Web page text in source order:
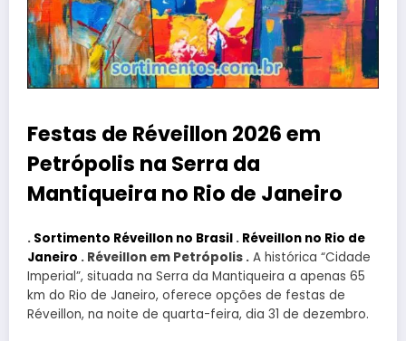
Festas de Réveillon 2026 em
Petrópolis na Serra da
Mantiqueira no Rio de Janeiro
. Sortimento Réveillon no Brasil . Réveillon no Rio de
Janeiro . Réveillon em Petrópolis . A histórica “Cidade
Imperial”, situada na Serra da Mantiqueira a apenas 65
km do Rio de Janeiro, oferece opções de festas de
Réveillon, na noite de quarta-feira, dia 31 de dezembro.